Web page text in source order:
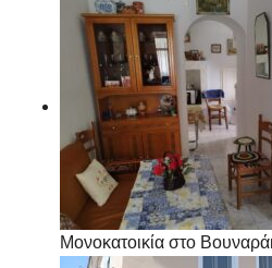
Μονοκατοικία στο